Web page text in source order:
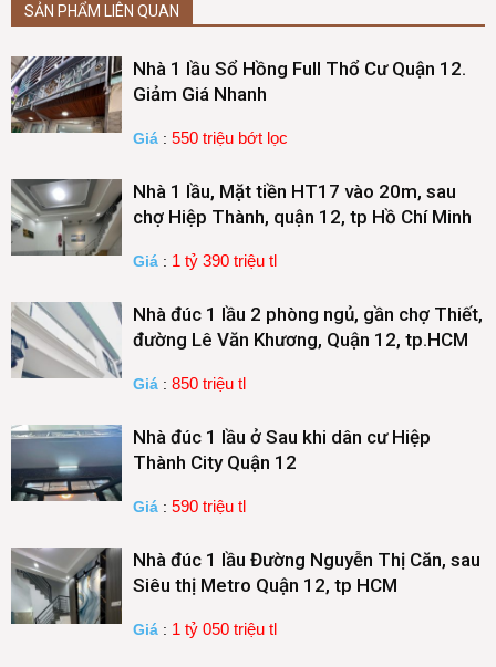
SẢN PHẨM LIÊN QUAN
Nhà 1 lầu Sổ Hồng Full Thổ Cư Quận 12.
Giảm Giá Nhanh
Giá : 550 triệu bớt lọc
Nhà 1 lầu, Mặt tiền HT17 vào 20m, sau
chợ Hiệp Thành, quận 12, tp Hồ Chí Minh
Giá : 1 tỷ 390 triệu tl
Nhà đúc 1 lầu 2 phòng ngủ, gần chợ Thiết,
đường Lê Văn Khương, Quận 12, tp.HCM
Giá : 850 triệu tl
Nhà đúc 1 lầu ở Sau khi dân cư Hiệp
Thành City Quận 12
Giá : 590 triệu tl
Nhà đúc 1 lầu Đường Nguyễn Thị Căn, sau
Siêu thị Metro Quận 12, tp HCM
Giá : 1 tỷ 050 triệu tl